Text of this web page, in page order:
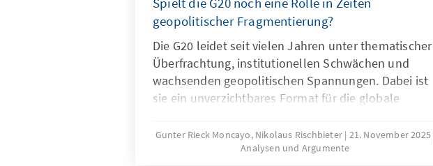
geopolitischer Fragmentierung?
Die G20 leidet seit vielen Jahren unter thematischer
Überfrachtung, institutionellen Schwächen und
wachsenden geopolitischen Spannungen. Dabei ist
sie ein unverzichtbares Format für die globale
und Wirksamkeit zurückgewinnen. Dies kann nur
gelingen, wenn die G20 sich auf ihr Kernmandat
Gunter Rieck Moncayo, Nikolaus Rischbieter 21. November 2025
Analysen und Argumente